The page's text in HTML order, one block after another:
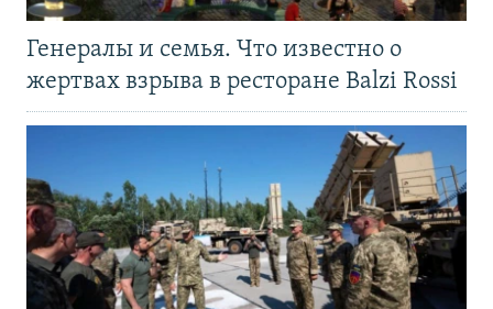
Генералы и семья. Что известно о
жертвах взрыва в ресторане Balzi Rossi